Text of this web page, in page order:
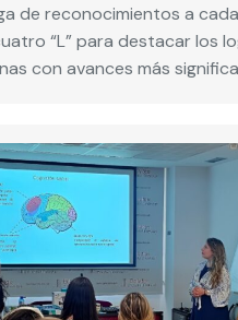
de reconocimientos a
“L” para destacar los
con avances más